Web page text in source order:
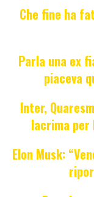
Che fine ha
Parla una ex
piaceva
Inter,
lacrima per
Elon Musk: